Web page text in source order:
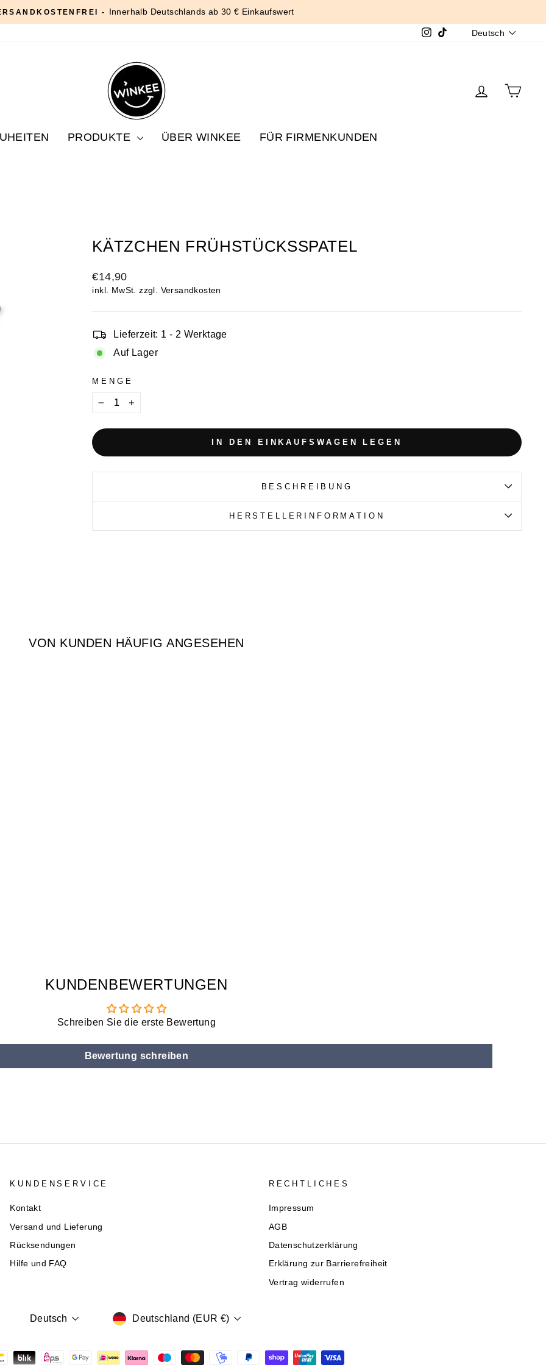
Pause
- Innerhalb Deutschlands ab 30 € Einkaufswert
Instagram
TikTok Deutsch
PRODUKTE ÜBER WINKEE FÜR FIRMENKUNDEN
KÄTZCHEN FRÜHSTÜCKSSPATEL
Normaler
Preis
€14,90
inkl. MwSt. zzgl. Versandkosten
Lieferzeit: 1 - 2 Werktage
Auf Lager
MENGE
IN DEN EINKAUFSWAGEN LEGEN
BESCHREIBUNG
HERSTELLERINFORMATION
VON KUNDEN HÄUFIG ANGESEHEN
KUNDENBEWERTUNGEN
Schreiben Sie die erste Bewertung
Bewertung schreiben
KUNDENSERVICE
Kontakt
Versand und Lieferung
Rücksendungen
Hilfe und FAQ
RECHTLICHES
Impressum
AGB
Datenschutzerklärung
Erklärung zur Barrierefreiheit
Vertrag widerrufen
SPRACHE
Deutsch WÄHRUNG
Deutschland (EUR €)